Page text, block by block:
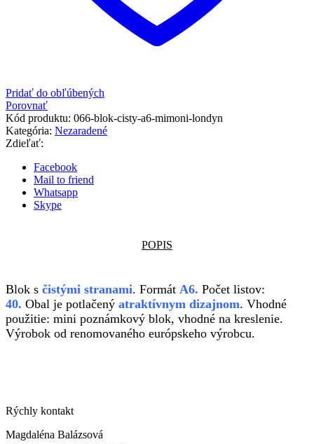
Pridať do obľúbených
Porovnať
Kód produktu: 066-blok-cisty-a6-mimoni-londyn
Kategória: Nezaradené
Zdieľať:
Facebook
Mail to friend
Whatsapp
Skype
POPIS
Blok s čistými stranami. Formát A6. Počet listov:
40. Obal je potlačený atraktívnym dizajnom. Vhodné
použitie: mini poznámkový blok, vhodné na kreslenie.
Výrobok od renomovaného európskeho výrobcu.
Rýchly kontakt
Magdaléna Balázsová